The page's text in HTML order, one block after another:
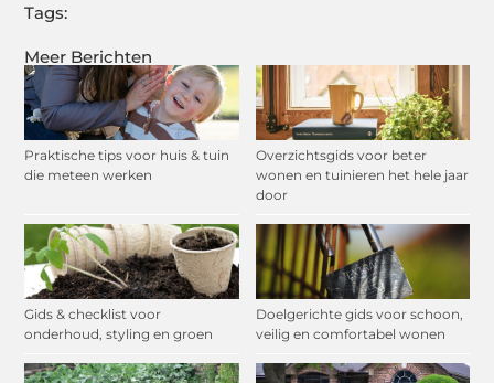
Meer Berichten
Praktische tips voor huis & tuin
die meteen werken
Overzichtsgids voor beter
wonen en tuinieren het hele jaar
door
Gids & checklist voor
onderhoud, styling en groen
Doelgerichte gids voor schoon,
veilig en comfortabel wonen
Tags: